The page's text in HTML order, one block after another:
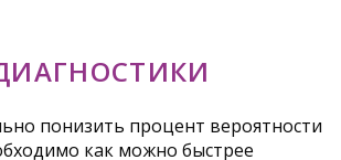
понизить процент вероятности
как можно быстрее